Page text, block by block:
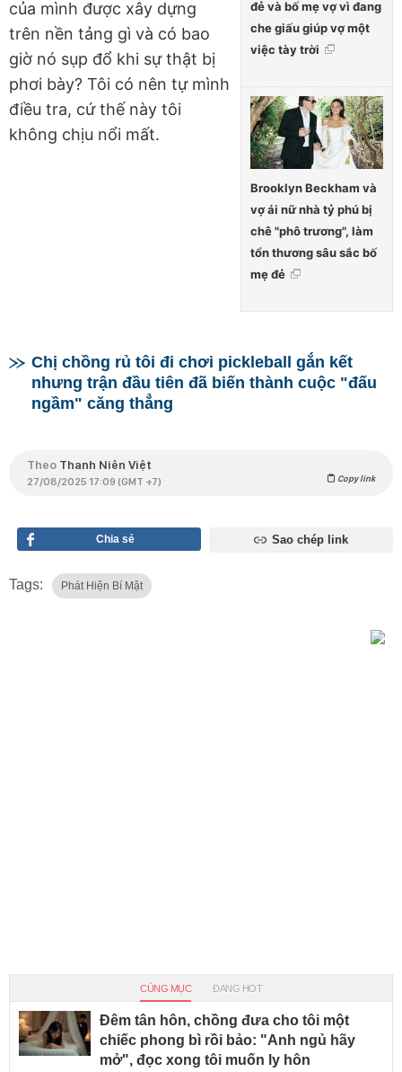
đẻ và bố mẹ vợ vì đang
che giấu giúp vợ một
việc tày trời
Brooklyn Beckham và
vợ ái nữ nhà tỷ phú bị
chê "phô trương", làm
tổn thương sâu sắc bố
mẹ đẻ
của mình được xây dựng
trên nền tảng gì và có bao
giờ nó sụp đổ khi sự thật bị
phơi bày? Tôi có nên tự mình
điều tra, cứ thế này tôi
không chịu nổi mất.
Chị chồng rủ tôi đi chơi pickleball gắn kết
nhưng trận đầu tiên đã biến thành cuộc "đấu
ngầm" căng thẳng
Theo Thanh Niên Việt
27/08/2025 17:09 (GMT +7) Copy link
Chia sẻ Sao chép link
Tags: Phát Hiện Bí Mật
CÙNG MỤC ĐANG HOT
Đêm tân hôn, chồng đưa cho tôi một
chiếc phong bì rồi bảo: "Anh ngủ hãy
mở", đọc xong tôi muốn ly hôn